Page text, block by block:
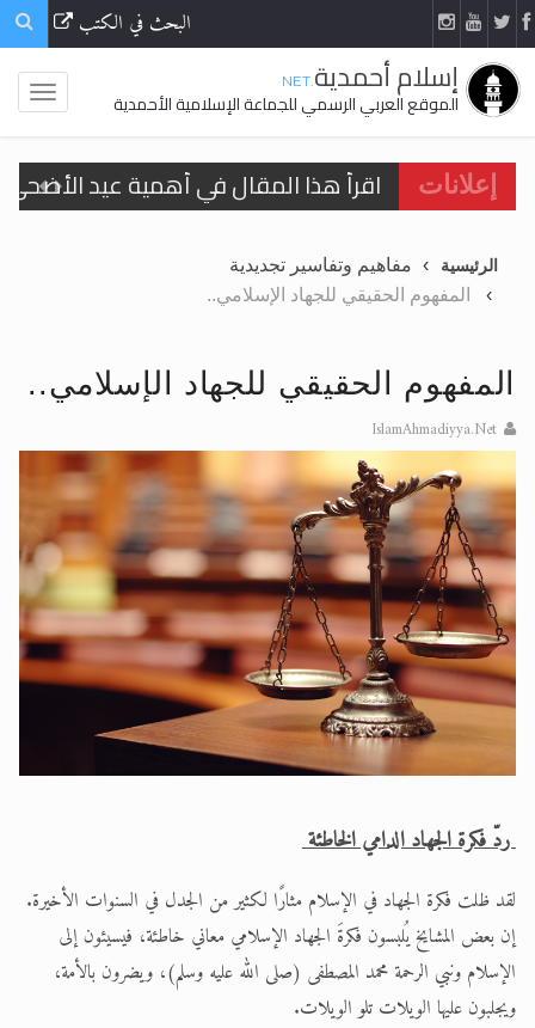
البحث في الكتب
إسلام أحمدية.NET
الموقع العربي الرسمي للجماعة الإسلامية الأحمدية
إعلانات
اقرأ هذا المقال في أهمية عيد
تعميم هامّ لأفراد الجماعة >> المزيد
اقرأ هذا الكتاب وتعرّف على حقيقة
الحجّ.. دلالات، حِكم، وأهداف >> المزيد
اقرأ هذا المقال في أهمية عيد
الرئيسية
مفاهيم وتفاسير تجديدية
المفهوم الحقيقي للجهاد الإسلامي..
المفهوم الحقيقي للجهاد الإسلامي..
IslamAhmadiyya.Net
ردّ فكرة الجهاد الدامي الخاطئة
لقد ظلت فكرة الجهاد في الإسلام مثارًا لكثير من الجدل في السنوات الأخيرة.
إن بعض المشايخ يُلبسون فكرةَ الجهاد الإسلامي معاني خاطئة، فيسيئون إلى
الإسلام ونبي الرحمة محمد المصطفى (صلى الله عليه وسلم)، ويضرون بالأمة،
ويجلبون عليها الويلات تلو الويلات.